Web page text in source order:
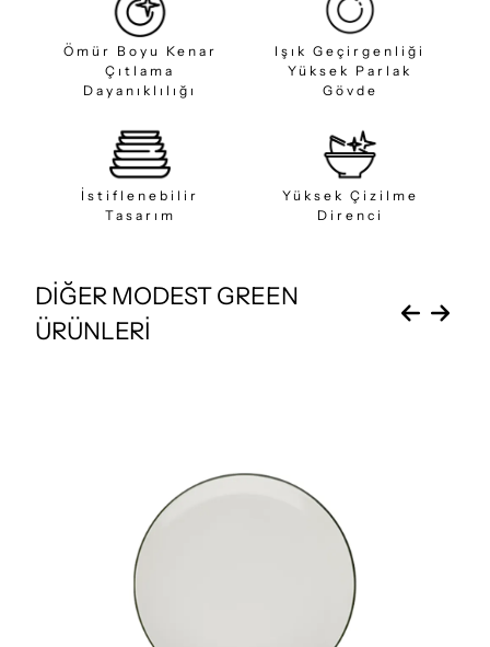
Ömür Boyu Kenar
Çıtlama
Dayanıklılığı
Işık Geçirgenliği
Yüksek Parlak
Gövde
İstiflenebilir
Tasarım
Yüksek Çizilme
Direnci
DİĞER MODEST GREEN
ÜRÜNLERİ